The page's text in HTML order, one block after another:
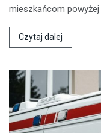
mieszkańcom powyżej
Czytaj dalej